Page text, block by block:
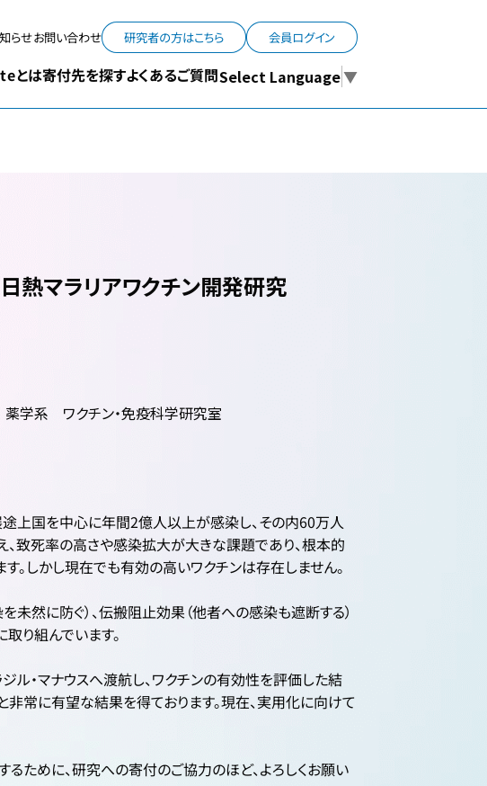
らせお問い合わせ 研究者の方はこちら 会員ログイン
とは寄付先を探すよくあるご質問Select Language▼
熱マラリアワクチン開発研究
学系 ワクチン・免疫科学研究室
上国を中心に年間2億人以上が感染し、その内60万人
、致死率の高さや感染拡大が大きな課題であり、根本的
。しかし現在でも有効の高いワクチンは存在しません。
然に防ぐ）、伝搬阻止効果（他者への感染も遮断する）
り組んでいます。
・マナウスへ渡航し、ワクチンの有効性を評価した結
常に有望な結果を得ております。現在、実用化に向けて
ために、研究への寄付のご協力のほど、よろしくお願い